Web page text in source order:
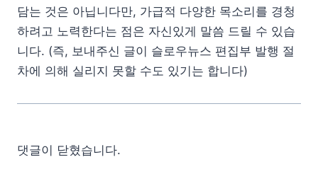
담는 것은 아닙니다만, 가급적 다양한 목소리를 경청
하려고 노력한다는 점은 자신있게 말씀 드릴 수 있습
니다. (즉, 보내주신 글이 슬로우뉴스 편집부 발행 절
차에 의해 실리지 못할 수도 있기는 합니다)
댓글이 닫혔습니다.